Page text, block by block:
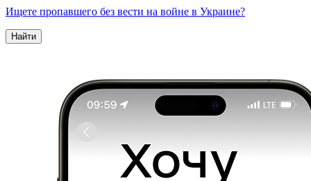
Ищете пропавшего без вести на войне в Украине?
Найти